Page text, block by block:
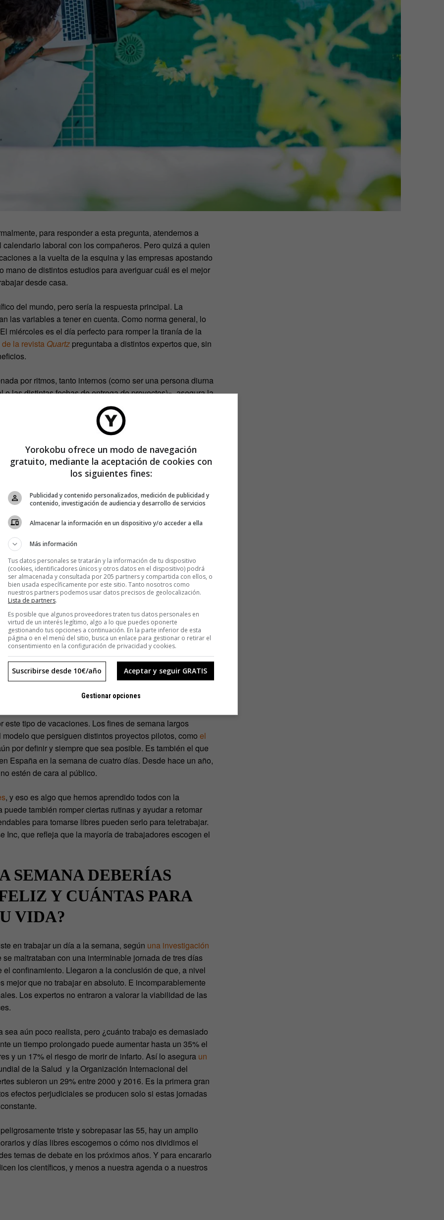
para responder a esta pregunta, atendemos a
laboral con los compañeros. Pero quizá a quien
a la vuelta de la esquina y las empresas apostando
de distintos estudios para averiguar cuál es el mejor
desde casa.
del mundo, pero sería la respuesta principal. La
las variables a tener en cuenta. Como norma general, lo
miércoles es el día perfecto para romper la tiranía de la
la revista Quartz preguntaba a distintos expertos que, sin
por ritmos, tanto internos (como ser una persona diurna
las distintas fechas de entrega de proyectos)», asegura la
pero la semana laboral tiende a estandarizarlos.
de encontrar nuestro propio ritmo».
del fin de semana puede ser contraproducente al
tendrías que apretar el turbo para dejar todo listo y aún
El miércoles, sin embargo, parte la semana,
que siempre estés fresco y no llegues al último
especialistas y psicólogos laborales recomiendan
recomendable para las personas a las que les cuesta
tomarse casi todas las vacaciones en una o dos
mejor cogerlo en viernes o lunes para evadirse del
tipo de vacaciones. Los fines de semana largos
que persiguen distintos proyectos pilotos, como el
por definir y siempre que sea posible. Es también el que
España en la semana de cuatro días. Desde hace un año,
estén de cara al público.
, y eso es algo que hemos aprendido todos con la
también romper ciertas rutinas y ayudar a retomar
para tomarse libres pueden serlo para teletrabajar.
que refleja que la mayoría de trabajadores escogen el
SEMANA DEBERÍAS
Y CUÁNTAS PARA
VIDA?
en trabajar un día a la semana, según una investigación
se maltrataban con una interminable jornada de tres días
confinamiento. Llegaron a la conclusión de que, a nivel
mejor que no trabajar en absoluto. E incomparablemente
Los expertos no entraron a valorar la viabilidad de las
aún poco realista, pero ¿cuánto trabajo es demasiado
un tiempo prolongado puede aumentar hasta un 35% el
y un 17% el riesgo de morir de infarto. Así lo asegura un
de la Salud y la Organización Internacional del
subieron un 29% entre 2000 y 2016. Es la primera gran
efectos perjudiciales se producen solo si estas jornadas
triste y sobrepasar las 55, hay un amplio
y días libres escogemos o cómo nos dividimos el
temas de debate en los próximos años. Y para encararlo
los científicos, y menos a nuestra agenda o a nuestros
Yorokobu ofrece un modo de navegación
gratuito, mediante la aceptación de cookies con
los siguientes fines:
Publicidad y contenido personalizados, medición de publicidad y
contenido, investigación de audiencia y desarrollo de servicios
Almacenar la información en un dispositivo y/o acceder a ella
Más información
Tus datos personales se tratarán y la información de tu dispositivo
(cookies, identificadores únicos y otros datos en el dispositivo) podrá
ser almacenada y consultada por 205 partners y compartida con ellos, o
bien usada específicamente por este sitio. Tanto nosotros como
nuestros partners podemos usar datos precisos de geolocalización.
Lista de partners.
Es posible que algunos proveedores traten tus datos personales en
virtud de un interés legítimo, algo a lo que puedes oponerte
gestionando tus opciones a continuación. En la parte inferior de esta
página o en el menú del sitio, busca un enlace para gestionar o retirar el
consentimiento en la configuración de privacidad y cookies.
Aceptar y seguir GRATIS
Suscribirse desde 10€/año
Gestionar opciones